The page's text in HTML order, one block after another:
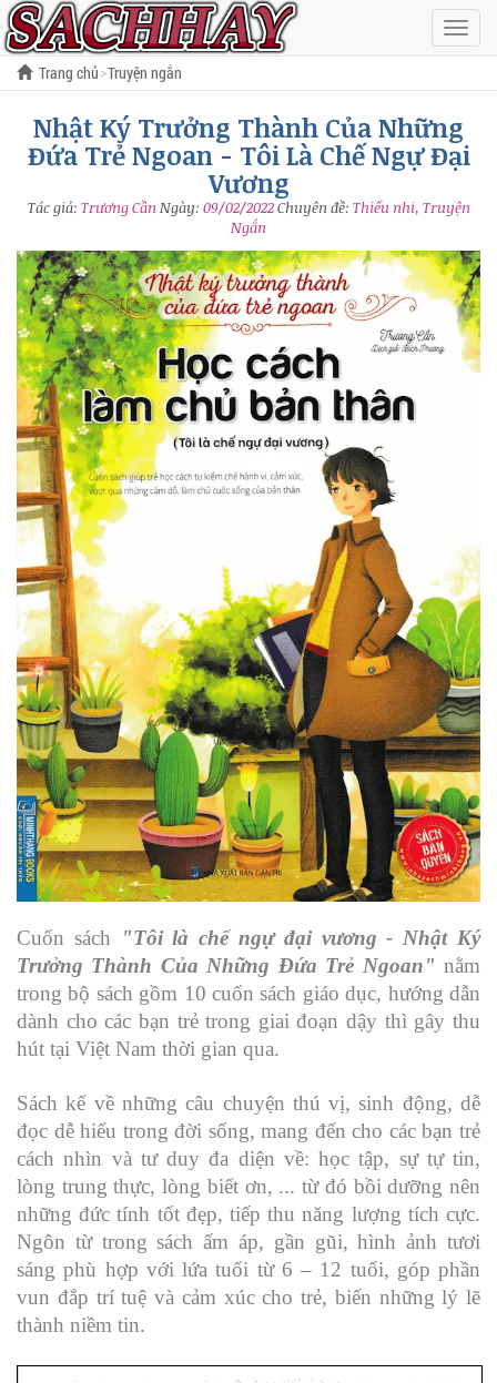
Hiện
menu
Trang chủ Truyện ngắn
Nhật Ký Trưởng Thành Của Những Đứa Trẻ Ngoan - Tôi Là Chế Ngự Đại
Vương
Nhật Ký Trưởng Thành Của Những
Đứa Trẻ Ngoan - Tôi Là Chế Ngự Đại
Vương
Tác giả: Trương Cần Ngày: 09/02/2022Chuyên đề: Thiếu nhi, Truyện
Ngắn
Cuốn sách "Tôi là chế ngự đại vương - Nhật Ký
Trưởng Thành Của Những Đứa Trẻ Ngoan" nằm
trong bộ sách gồm 10 cuốn sách giáo dục, hướng dẫn
dành cho các bạn trẻ trong giai đoạn dậy thì gây thu
hút tại Việt Nam thời gian qua.
Sách kể về những câu chuyện thú vị, sinh động, dễ
đọc dễ hiểu trong đời sống, mang đến cho các bạn trẻ
cách nhìn và tư duy đa diện về: học tập, sự tự tin,
lòng trung thực, lòng biết ơn, ... từ đó bồi dưỡng nên
những đức tính tốt đẹp, tiếp thu năng lượng tích cực.
Ngôn từ trong sách ấm áp, gần gũi, hình ảnh tươi
sáng phù hợp với lứa tuổi từ 6 – 12 tuổi, góp phần
vun đắp trí tuệ và cảm xúc cho trẻ, biến những lý lẽ
thành niềm tin.